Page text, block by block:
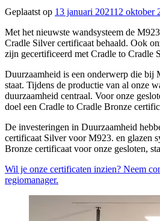
Geplaatst op 13 januari 202112 oktober
Met het nieuwste wandsysteem de
Cradle Silver certificaat behaald. Ook
zijn gecertificeerd met Cradle to Cradle
Duurzaamheid is een onderwerp die bij
staat. Tijdens de productie van al onze
duurzaamheid centraal. Voor onze
doel een Cradle to Cradle Bronze
De investeringen in Duurzaamheid
certificaat Silver voor M923. en glazen
Bronze certificaat voor onze gesloten,
Wil je onze certificaten inzien? Neem
regiomanager.